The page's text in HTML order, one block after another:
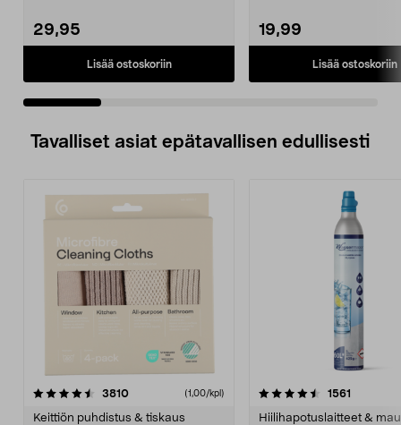
29,95
Lisää ostoskoriin
19,99
Lisää ostoskoriin
Tavalliset asiat epätavallisen edullisesti
3810arvostelut (1,00/kpl)
Keittiön puhdistus & tiskaus
4.5viidestä
1561
Hiilihapotuslaitteet &
4.5viidestä